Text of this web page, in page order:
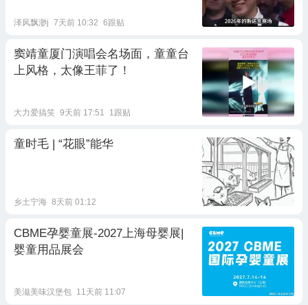
泽风飘渺j 7天前 10:32 6跟贴
窦靖童厦门演唱会名场面，童童台
上风格，太像王菲了！
大力爱搞笑 9天前 17:51 1跟贴
童时毛 | “花眼”能华
乡土宁海 8天前 01:12
CBME孕婴童展-2027上海母婴展|
婴童用品展会
美滋美味汉堡包 11天前 11:07